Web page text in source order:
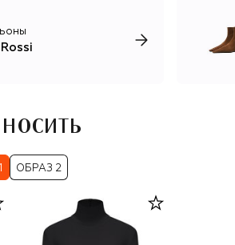
ОБРАЗ 2